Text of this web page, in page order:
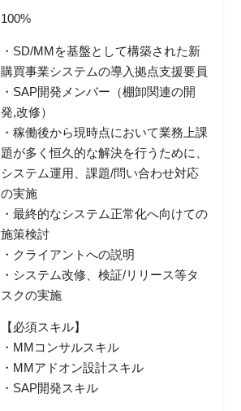
100%
・SD/MMを基盤として構築された新
購買事業システムの導入拠点支援要員
・SAP開発メンバー（棚卸関連の開
発,改修）
・稼働後から現時点において業務上課
題が多く恒久的な解決を行うために、
システム運用、課題/問い合わせ対応
の実施
・最終的なシステム正常化へ向けての
施策検討
・クライアントへの説明
・システム改修、検証/リリース等タ
スクの実施
【必須スキル】
・MMコンサルスキル
・MMアドオン設計スキル
・SAP開発スキル